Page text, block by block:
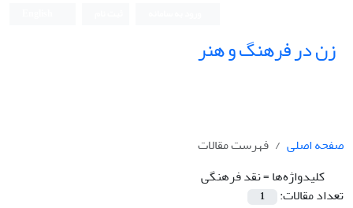
زن در فرهنگ و هنر
صفحه اصلی
فهرست مقالات
کلیدواژه‌ها =نقد فرهنگی
تعداد مقالات:
1